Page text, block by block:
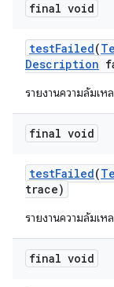
final void
testFailed(
Description
รายงานความล้มเ
final void
testFailed(
trace)
รายงานความล้มเ
final void